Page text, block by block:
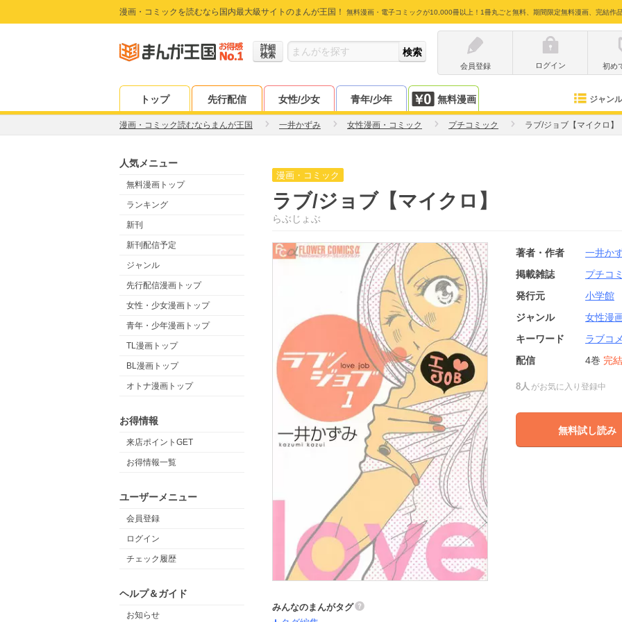
漫画・コミックを読むなら国内最大級サイトのまんが王国！ 無料漫画・電子コミックが10,000冊以上！1冊丸ごと無料、期間限定無料漫画、完結作
詳細
検索
会員登録
ログイン 初め
トップ 先行配信 女性/少女 青年/少年 無料漫画 ジャンル
漫画・コミック読むならまんが王国 一井かずみ 女性漫画・コミック プチコミック ラブ/ジョブ【マイクロ】
人気メニュー
無料漫画トップ
ランキング
新刊
新刊配信予定
ジャンル
先行配信漫画トップ
女性・少女漫画トップ
青年・少年漫画トップ
TL漫画トップ
BL漫画トップ
オトナ漫画トップ
お得情報
来店ポイントGET
お得情報一覧
ユーザーメニュー
会員登録
ログイン
チェック履歴
ヘルプ＆ガイド
お知らせ
漫画・コミック
ラブ/ジョブ【マイクロ】
らぶじょぶ
著者・作者 一井か
掲載雑誌
プチコ
発行元
小学館
ジャンル
女性漫
キーワード
ラブコメ
配信
4巻 完結
8人 がお気に入り登録中
無料試し読み
みんなのまんがタグ